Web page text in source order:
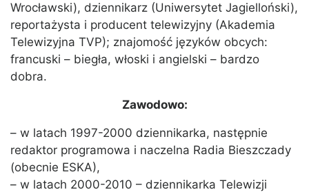
Wrocławski), dziennikarz (Uniwersytet Jagielloński),
reportażysta i producent telewizyjny (Akademia
Telewizyjna TVP); znajomość języków obcych:
francuski – biegła, włoski i angielski – bardzo
dobra.
Zawodowo:
– w latach 1997-2000 dziennikarka, następnie
redaktor programowa i naczelna Radia Bieszczady
(obecnie ESKA),
– w latach 2000-2010 – dziennikarka Telewizji